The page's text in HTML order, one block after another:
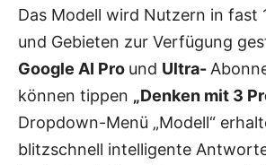
Das Modell wird Nutzern in fast
und Gebieten zur Verfügung
Google AI Pro und Ultra-
können tippen „Denken mit 3
Dropdown-Menü „Modell“
blitzschnell intelligente